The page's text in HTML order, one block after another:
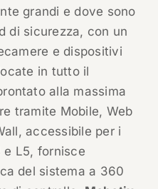
grandi e dove sono
di sicurezza, con un
e dispositivi
in tutto il
alla massima
tramite Mobile, Web
accessibile per i
e L5, fornisce
del sistema a 360